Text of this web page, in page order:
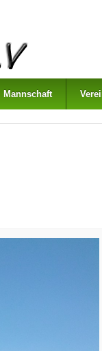
Mannschaft